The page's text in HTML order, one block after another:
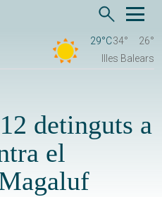
29°C34°
26°
Illes Balears
detinguts a
el